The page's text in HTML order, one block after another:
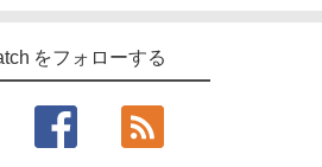
をフォローする